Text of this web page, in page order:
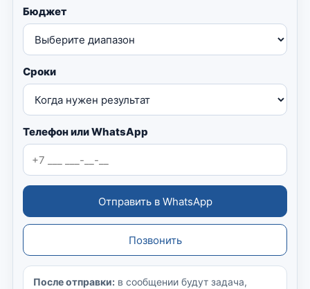
Бюджет
Сроки
Телефон или WhatsApp
Отправить в WhatsApp
Позвонить
После отправки: в сообщении будут задача,